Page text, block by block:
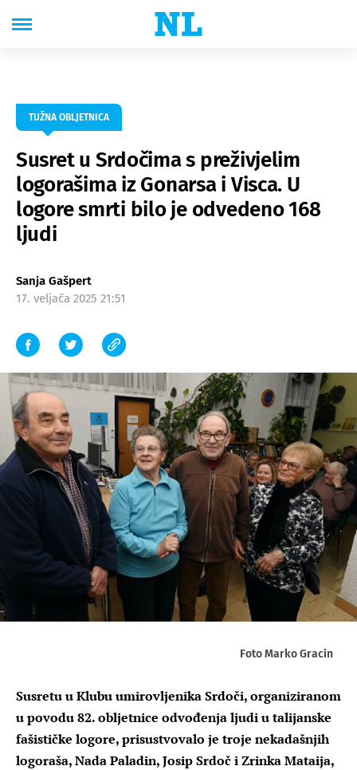
TUŽNA OBLJETNICA
Susret u Srdočima s preživjelim
logorašima iz Gonarsa i Visca. U
logore smrti bilo je odvedeno 168
ljudi
Sanja Gašpert
17. veljača 2025 21:51
Foto Marko Gracin
Susretu u Klubu umirovljenika Srdoči, organiziranom
u povodu 82. obljetnice odvođenja ljudi u talijanske
fašističke logore, prisustvovalo je troje nekadašnjih
logoraša, Nada Paladin, Josip Srdoč i Zrinka Mataija,